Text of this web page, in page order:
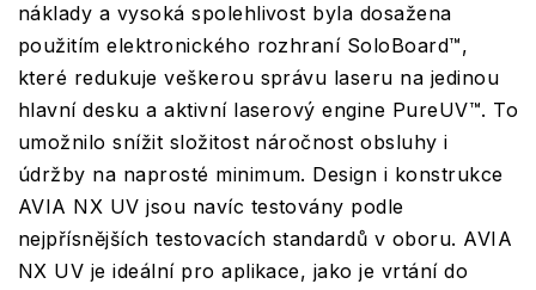
náklady a vysoká spolehlivost byla dosažena
použitím elektronického rozhraní SoloBoard™,
které redukuje veškerou správu laseru na jedinou
hlavní desku a aktivní laserový engine PureUV™. To
umožnilo snížit složitost náročnost obsluhy i
údržby na naprosté minimum. Design i konstrukce
AVIA NX UV jsou navíc testovány podle
nejpřísnějších testovacích standardů v oboru. AVIA
NX UV je ideální pro aplikace, jako je vrtání do